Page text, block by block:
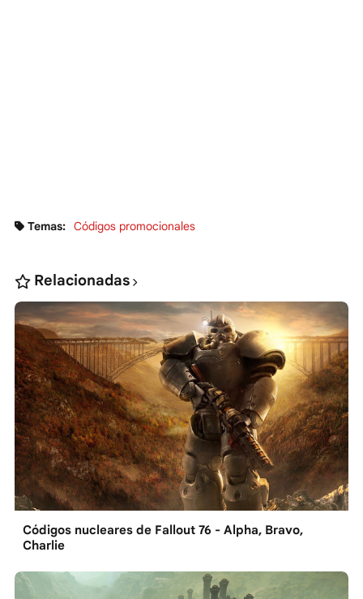
Temas: Códigos promocionales
Relacionadas
Códigos nucleares de Fallout 76 - Alpha, Bravo,
Charlie